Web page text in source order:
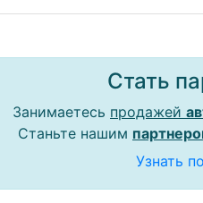
Стать
Занимаетесь продажей
Станьте нашим
Узнать